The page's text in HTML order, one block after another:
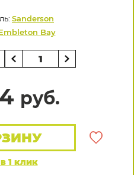
Sanderson
Bay
руб.
1 клик